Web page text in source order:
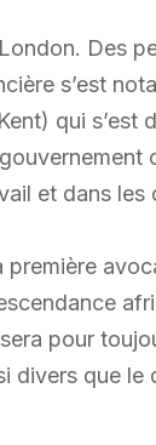
Des
s’est
qui s’est
et dans les
pour
divers que le